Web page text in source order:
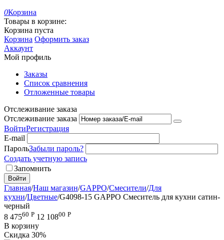
0Корзина
Товары в корзине:
Корзина пуста
Корзина Оформить заказ
Аккаунт
Мой профиль
Заказы
Список сравнения
Отложенные товары
Отслеживание заказа
Отслеживание заказа
ВойтиРегистрация
E-mail
ПарольЗабыли пароль?
Создать учетную запись
Запомнить
Войти
Главная/Наш магазин/GAPPO/Смесители/Для
кухни/Цветные/G4098-15 GAPPO Смеситель для кухни сатин-
черный
8 47560 Р 12 10800 Р
В корзину
Скидка 30%